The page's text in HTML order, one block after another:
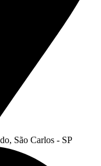
São Carlos - SP